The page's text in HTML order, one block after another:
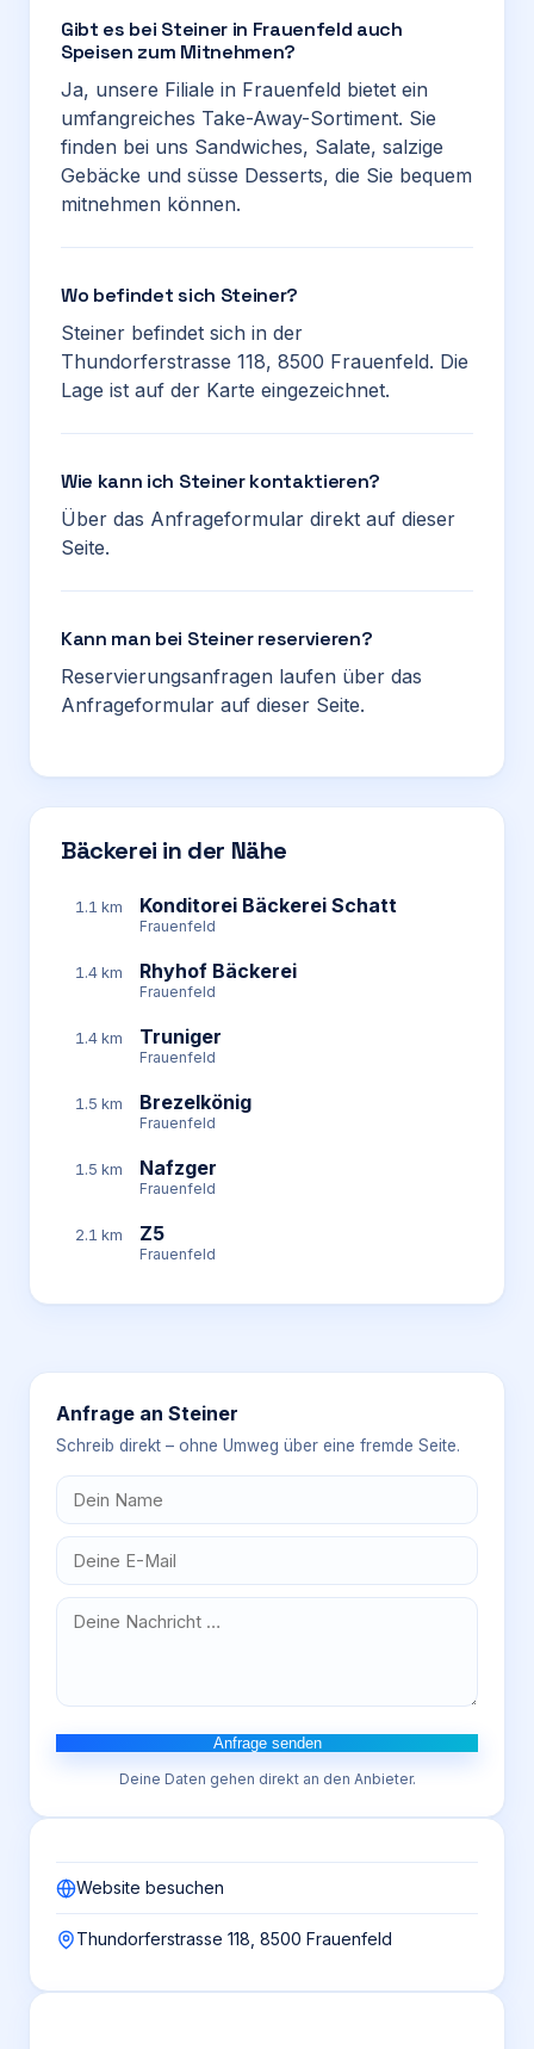
Gibt es bei Steiner in Frauenfeld auch
Speisen zum Mitnehmen?
Ja, unsere Filiale in Frauenfeld bietet ein
umfangreiches Take-Away-Sortiment. Sie
finden bei uns Sandwiches, Salate, salzige
Gebäcke und süsse Desserts, die Sie bequem
mitnehmen können.
Wo befindet sich Steiner?
Steiner befindet sich in der
Thundorferstrasse 118, 8500 Frauenfeld. Die
Lage ist auf der Karte eingezeichnet.
Wie kann ich Steiner kontaktieren?
Über das Anfrageformular direkt auf dieser
Seite.
Kann man bei Steiner reservieren?
Reservierungsanfragen laufen über das
Anfrageformular auf dieser Seite.
Bäckerei in der Nähe
1.1 km Konditorei Bäckerei Schatt
Frauenfeld
1.4 km Rhyhof Bäckerei
Frauenfeld
1.4 km Truniger
Frauenfeld
1.5 km Brezelkönig
Frauenfeld
1.5 km Nafzger
Frauenfeld
2.1 km Z5
Frauenfeld
Anfrage an Steiner
Schreib direkt – ohne Umweg über eine fremde Seite.
Anfrage senden
Deine Daten gehen direkt an den Anbieter.
Website besuchen
Thundorferstrasse 118, 8500 Frauenfeld